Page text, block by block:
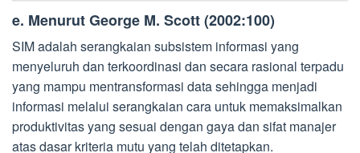
e. Menurut George M. Scott (2002:100)
SIM adalah serangkaian subsistem informasi yang
menyeluruh dan terkoordinasi dan secara rasional terpadu
yang mampu mentransformasi data sehingga menjadi
informasi melalui serangkaian cara untuk memaksimalkan
produktivitas yang sesuai dengan gaya dan sifat manajer
atas dasar kriteria mutu yang telah ditetapkan.